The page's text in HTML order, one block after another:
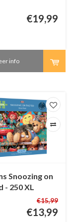
€19,99
info
Snoozing on
- 250 XL
€15,99
€13,99